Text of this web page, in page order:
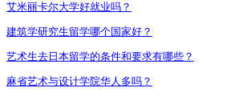
艾米丽卡尔大学好就业吗？
建筑学研究生留学哪个国家好？
艺术生去日本留学的条件和要求有哪些？
麻省艺术与设计学院华人多吗？